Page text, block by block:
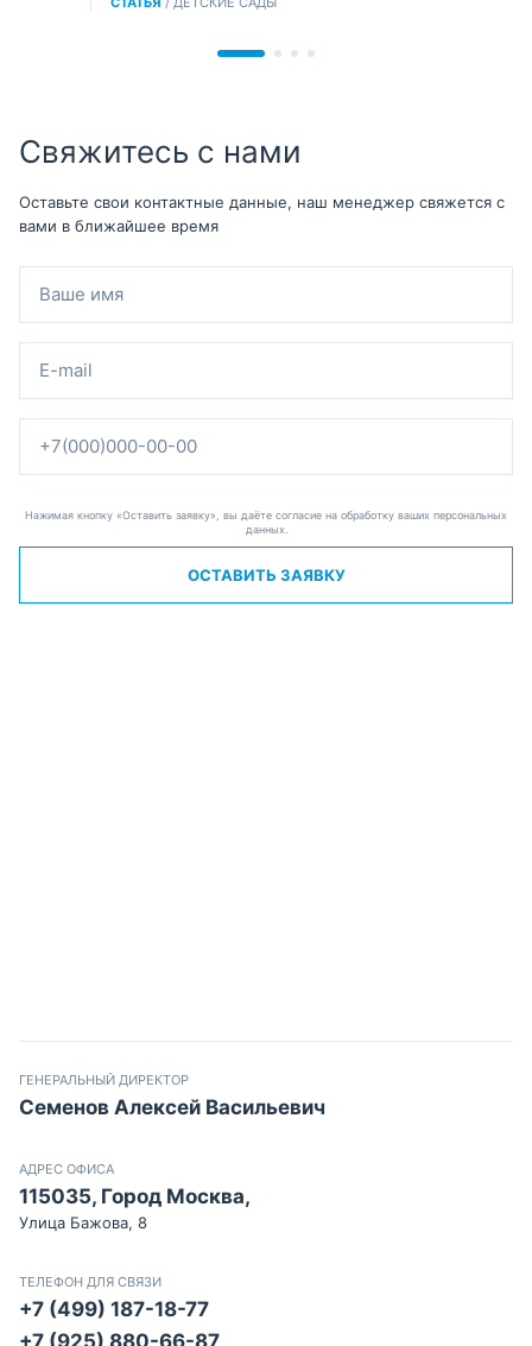
Свяжитесь с нами
Оставьте свои контактные данные, наш менеджер свяжется с
вами в ближайшее время
Нажимая кнопку «Оставить заявку», вы даёте согласие на обработку ваших персональных
данных.
ОСТАВИТЬ ЗАЯВКУ
ГЕНЕРАЛЬНЫЙ ДИРЕКТОР
Семенов Алексей Васильевич
АДРЕС ОФИСА
115035, Город Москва,
Улица Бажова, 8
ТЕЛЕФОН ДЛЯ СВЯЗИ
+7 (499) 187-18-77
+7 (925) 880-66-87